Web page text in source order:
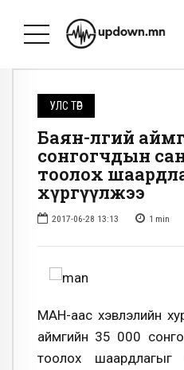
УЛС ТӨР
Баян-Өлгий
сонгогчдын
тоолох
хүргүүлжээ
2017-06-28 13:13 1 min
МАН-аас хэвлэлийн
аймгийн 35 000
тоолох шаардлагыг